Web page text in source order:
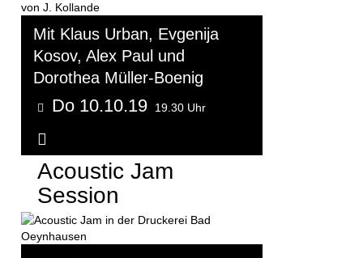
Mit Klaus Urban, Evgenija
Kosov, Alex Paul und
Dorothea Müller-Boenig
Do 10.10.19 19.30 Uhr
Acoustic Jam
Session